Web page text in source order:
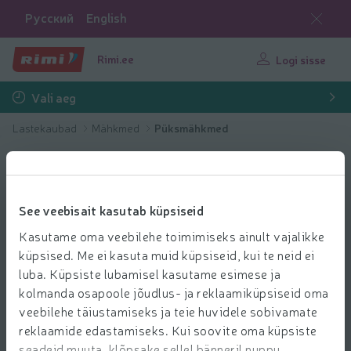
See veebisait kasutab küpsiseid
Kasutame oma veebilehe toimimiseks ainult vajalikke
küpsised. Me ei kasuta muid küpsiseid, kui te neid ei
luba. Küpsiste lubamisel kasutame esimese ja
kolmanda osapoole jõudlus- ja reklaamiküpsiseid oma
veebilehe täiustamiseks ja teie huvidele sobivamate
reklaamide edastamiseks. Kui soovite oma küpsiste
Русский English
Rimi.ee Logi sisse
Vali aeg
Lastekaubad Mähkmed Püksmähkmed